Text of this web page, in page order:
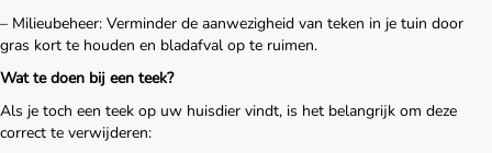
– Milieubeheer: Verminder de aanwezigheid van teken in je tuin door
gras kort te houden en bladafval op te ruimen.
Wat te doen bij een teek?
Als je toch een teek op uw huisdier vindt, is het belangrijk om deze
correct te verwijderen: